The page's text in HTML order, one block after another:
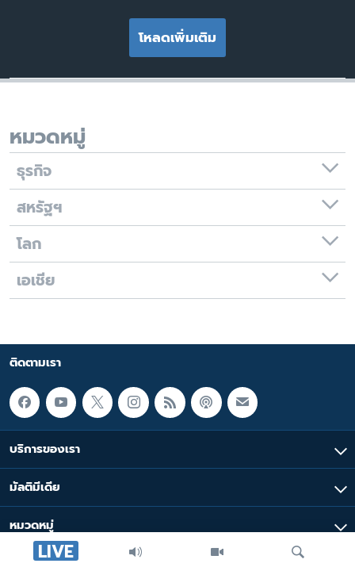
LIVE
โหลดเพิ่มเติม
หมวดหมู่
ธุรกิจ
สหรัฐฯ
โลก
เอเชีย
ติดตามเรา
บริการของเรา
มัลติมีเดีย
หมวดหมู่